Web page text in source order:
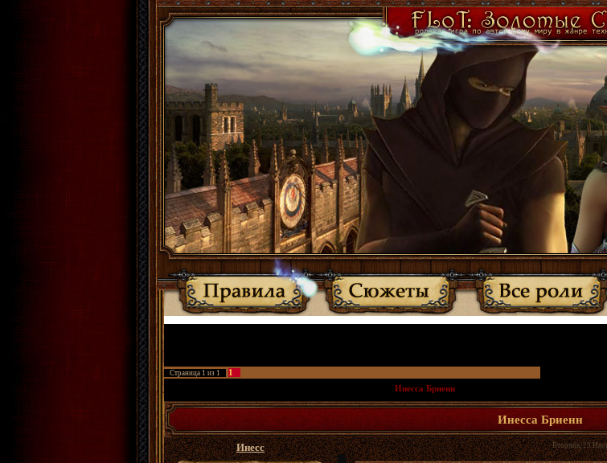
Страница 1 из 1
1
Инесса Бриенн
Инесса Бриенн
Инесс Вторник, 23